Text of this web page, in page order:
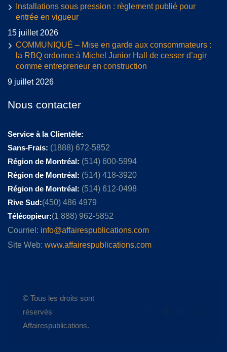
Installations sous pression : règlement publié pour
entrée en vigueur
15 juillet 2026
COMMUNIQUÉ – Mise en garde aux consommateurs :
la RBQ ordonne à Michel Junior Hall de cesser d’agir
comme entrepreneur en construction
9 juillet 2026
Nous contacter
Service à la Clientèle:
Sans-Frais: (1888) 672-5852
Région de Montréal: (514) 600-5994
Région de Montréal: (514) 418-3920
Région de Montréal: (514) 612-0498
Rive Sud:(450) 486 4979
Télécopieur:(1 888) 962-5852
Courriel: info@affairespublications.com
Site Web: www.affairespublications.com
© Tous les droits sont
réservés
Affairespublications.